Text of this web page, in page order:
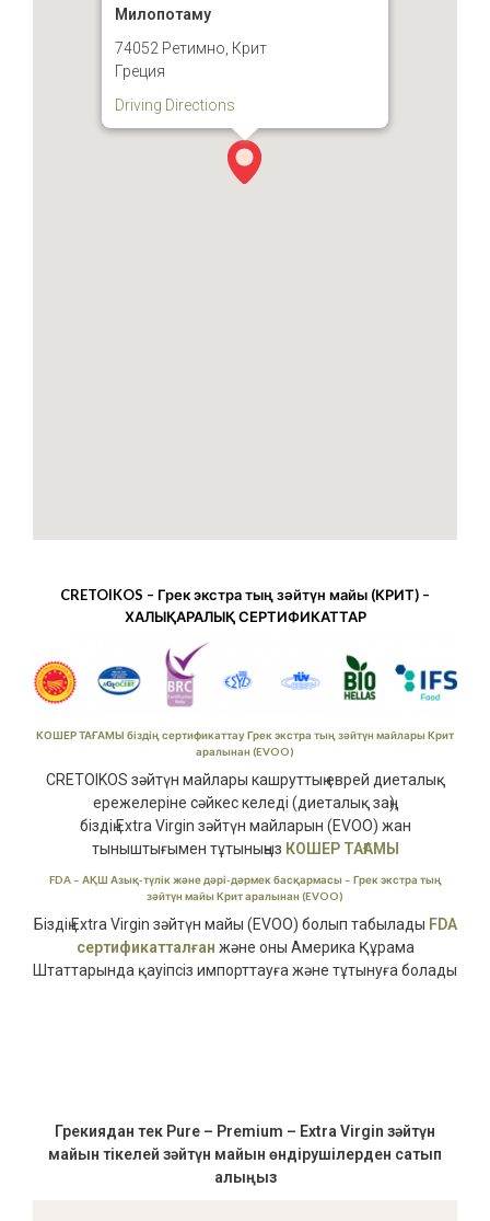
Милопотаму
74052 Ретимно, Крит
Греция
Driving Directions
CRETOIKOS – Грек экстра тың зәйтүн майы (КРИТ) –
ХАЛЫҚАРАЛЫҚ СЕРТИФИКАТТАР
КОШЕР ТАҒАМЫ біздің сертификаттау Грек экстра тың зәйтүн майлары Крит
аралынан (EVOO)
CRETOIKOS зәйтүн майлары кашруттың еврей диеталық
ережелеріне сәйкес келеді (диеталық заң),
біздің Extra Virgin зәйтүн майларын (EVOO) жан
тыныштығымен тұтыныңыз КОШЕР ТАҒАМЫ
FDA– АҚШ Азық-түлік және дәрі-дәрмек басқармасы – Грек экстра тың
зәйтүн майы Крит аралынан (EVOO)
Біздің Extra Virgin зәйтүн майы (EVOO) болып табылады FDA
сертификатталған және оны Америка Құрама
Штаттарында қауіпсіз импорттауға және тұтынуға болады
Грекиядан тек Pure – Premium – Extra Virgin зәйтүн
майын тікелей зәйтүн майын өндірушілерден сатып
алыңыз